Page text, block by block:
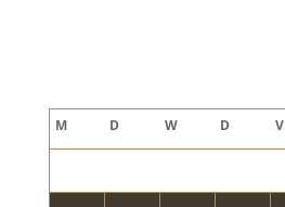
M D W D V